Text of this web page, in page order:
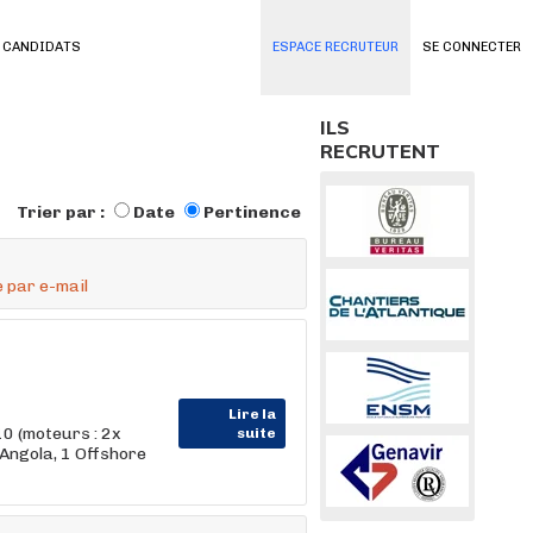
SE CONNECTER
CANDIDATS ESPACE RECRUTEUR
Trier par : Date Pertinence
par e-mail
Lire la
suite
(moteurs : 2x
1 Offshore
ILS
RECRUTENT